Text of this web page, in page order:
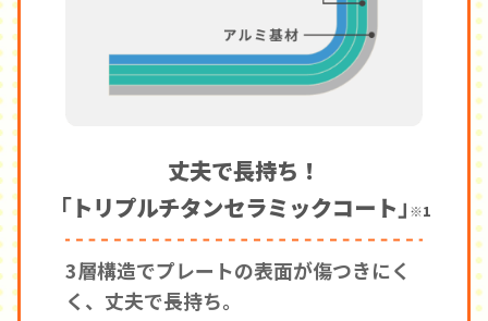
丈夫で長持ち！
「トリプルチタンセラミックコート」 ※1
3層構造でプレートの表面が傷つきにく
く、丈夫で長持ち。